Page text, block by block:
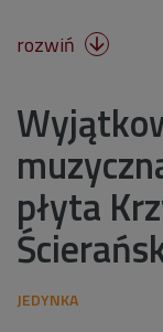
rozwiń 
płyta